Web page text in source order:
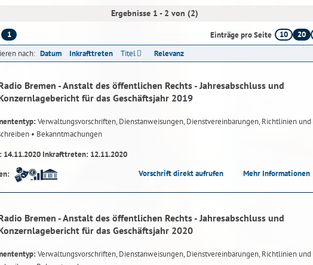
Ergebnisse 1 - 2 von (2)
1 Einträge pro Seite 10 20
nach: Datum Inkrafttreten Titel Relevanz
Bremen - Anstalt des öffentlichen Rechts - Jahresabschluss und
für das Geschäftsjahr 2019
Verwaltungsvorschriften, Dienstanweisungen, Dienstvereinbarungen, Richtlinien und
• Bekanntmachungen
14.11.2020 Inkrafttreten: 12.11.2020
Vorschrift direkt aufrufen Mehr Informationen
Bremen - Anstalt des öffentlichen Rechts - Jahresabschluss und
für das Geschäftsjahr 2020
Verwaltungsvorschriften, Dienstanweisungen, Dienstvereinbarungen, Richtlinien und